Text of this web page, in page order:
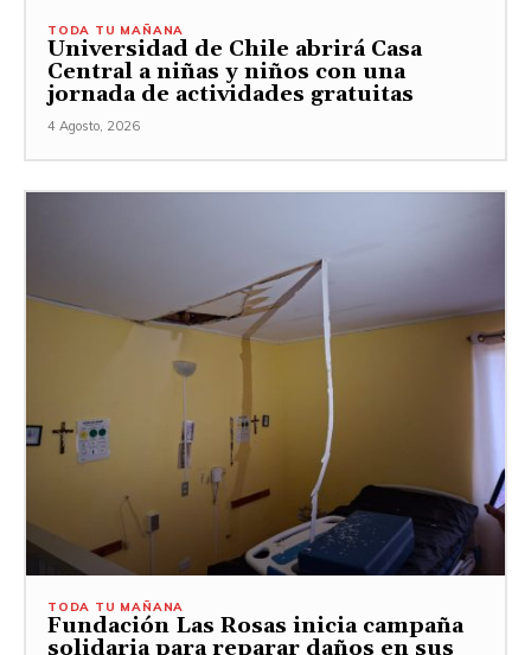
TODA TU MAÑANA
Universidad de Chile abrirá Casa
Central a niñas y niños con una
jornada de actividades gratuitas
4 Agosto, 2026
TODA TU MAÑANA
Fundación Las Rosas inicia campaña
solidaria para reparar daños en sus